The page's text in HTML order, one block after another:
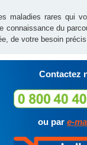
maladies rares qui
connaissance du
de votre besoin
Contactez
ou par e-